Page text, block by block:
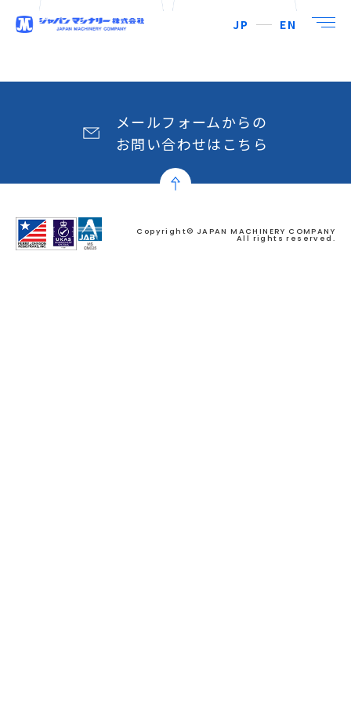
JP EN
メールフォームからの
お問い合わせはこちら
Copyright© JAPAN MACHINERY COMPANY
All rights reserved.